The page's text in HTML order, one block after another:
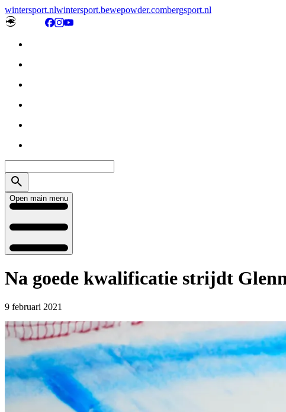
wintersport.nlwintersport.bewepowder.combergsport.nl
Open main menu
Na goede kwalificatie strijdt
9 februari 2021